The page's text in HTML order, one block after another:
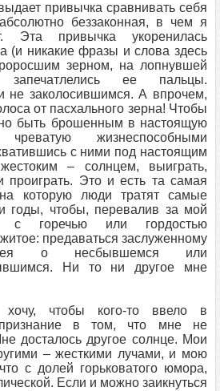
привычка сравнивать себя
беззаконная, в чем я
Эта привычка укоренилась
(и никакие фразы и слова здесь
зерном, на лопнувшей
запечатлелись ее пальцы.
не заколосившимся. А впрочем,
от пасхального зерна! Чтобы
быть брошенным в настоящую
жизнеспособными
с ними под настоящим
– солнцем, выиграть,
проиграть. Это и есть та самая
которую люди тратят самые
годы, чтобы, перевалив за мой
с горечью или гордостью
предаваться заслуженному
о несбывшемся или
Ни то ни другое мне
чтобы кого-то ввело в
в том, что мне не
досталось другое солнце. Мои
– жесткими лучами, и мою
с долей горьковатого юмора,
Если и можно заикнуться